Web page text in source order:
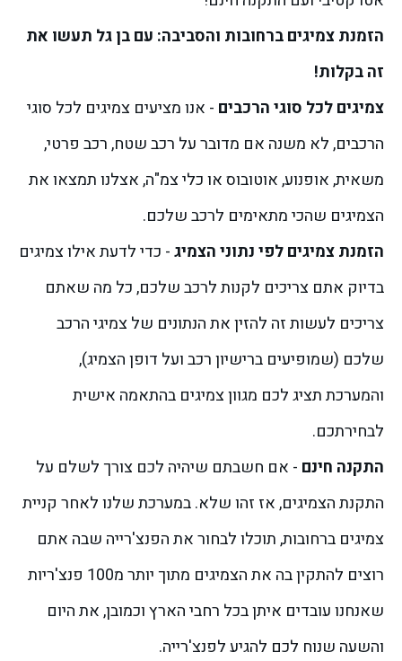
הזמנת צמיגים ברחובות והסביבה: עם בן גל תעשו את
זה בקלות!
צמיגים לכל סוגי הרכבים - אנו מציעים צמיגים לכל סוגי
הרכבים, לא משנה אם מדובר על רכב שטח, רכב פרטי,
משאית, אופנוע, אוטובוס או כלי צמ"ה, אצלנו תמצאו את
הצמיגים שהכי מתאימים לרכב שלכם.
הזמנת צמיגים לפי נתוני הצמיג- כדי לדעת אילו צמיגים
בדיוק אתם צריכים לקנות לרכב שלכם, כל מה שאתם
צריכים לעשות זה להזין את הנתונים של צמיגי הרכב
שלכם (שמופיעים ברישיון רכב ועל דופן הצמיג),
והמערכת תציג לכם מגוון צמיגים בהתאמה אישית
לבחירתכם.
התקנה חינם - אם חשבתם שיהיה לכם צורך לשלם על
התקנת הצמיגים, אז זהו שלא. במערכת שלנו לאחר קניית
צמיגים ברחובות, תוכלו לבחור את הפנצ'רייה שבה אתם
רוצים להתקין בה את הצמיגים מתוך יותר מ100 פנצ'ריות
שאנחנו עובדים איתן בכל רחבי הארץ וכמובן, את היום
והשעה שנוח לכם להגיע לפנצ'רייה.